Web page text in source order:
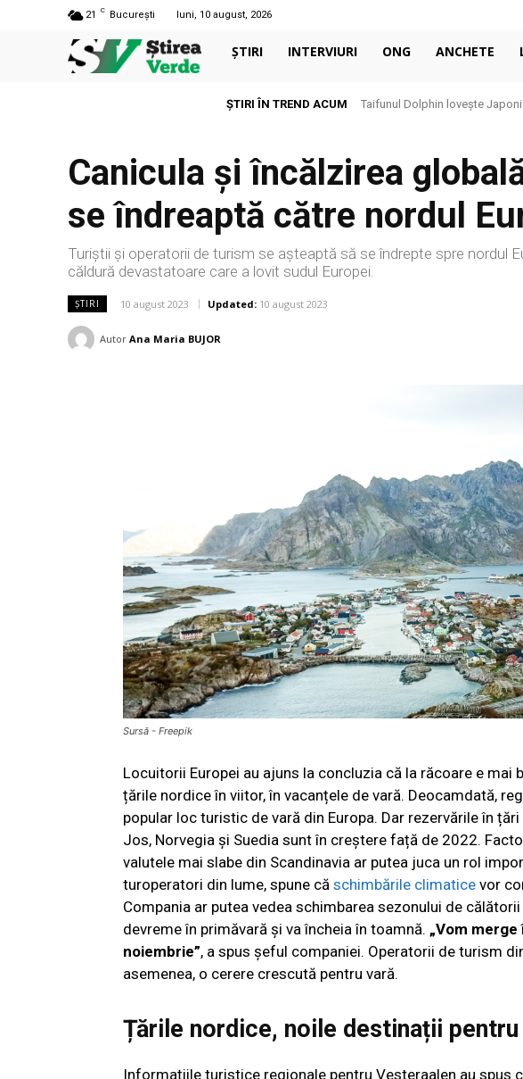
21 C București luni, 10 august, 2026
ȘTIRI INTERVIURI ONG ANCHETE
ȘTIRI ÎN TREND ACUM Taifunul Dolphin lovește
Canicula și încălzirea
se îndreaptă către nordul
Turiștii și operatorii de turism se așteaptă să se îndrepte spre nordul
căldură devastatoare care a lovit sudul Europei.
ȘTIRI 10 august 2023 Updated: 10 august 2023
Autor Ana Maria BUJOR
Sursă - Freepik
Locuitorii Europei au ajuns la concluzia că la răcoare e mai
țările nordice în viitor, în vacanțele de vară. Deocamdată,
popular loc turistic de vară din Europa. Dar rezervările în
Jos, Norvegia și Suedia sunt în creștere față de 2022.
valutele mai slabe din Scandinavia ar putea juca un rol
turoperatori din lume, spune că schimbările climatice vor
Compania ar putea vedea schimbarea sezonului de
devreme în primăvară și va încheia în toamnă. „Vom
noiembrie”, a spus șeful companiei. Operatorii de turism
asemenea, o cerere crescută pentru vară.
Țările nordice, noile destinații
Informațiile turistice regionale pentru Vesteraalen au spus